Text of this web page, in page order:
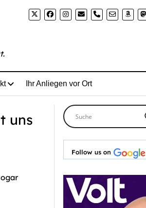
phone
Ihr Anliegen vor Ort
uns
Follow us on